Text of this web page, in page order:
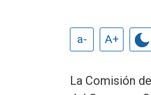
a- A+
La Comisión